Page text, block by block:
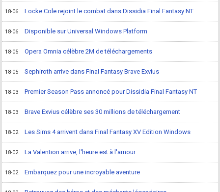
18-06 Locke Cole rejoint le combat dans Dissidia Final Fantasy NT
18-06 Disponible sur Universal Windows Platform
18-05 Opera Omnia célèbre 2M de téléchargements
18-05 Sephiroth arrive dans Final Fantasy Brave Exvius
18-03 Premier Season Pass annoncé pour Dissidia Final Fantasy NT
18-03 Brave Exvius célèbre ses 30 millions de téléchargement
18-02 Les Sims 4 arrivent dans Final Fantasy XV Edition Windows
18-02 La Valention arrive, l'heure est à l'amour
18-02 Embarquez pour une incroyable aventure